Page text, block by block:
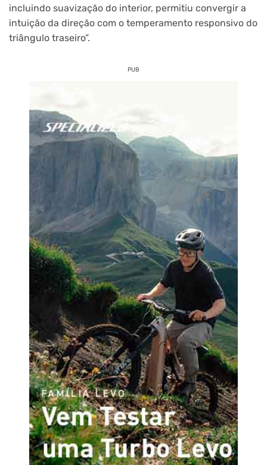
incluindo suavização do interior, permitiu convergir a
intuição da direção com o temperamento responsivo do
triângulo traseiro”.
PUB